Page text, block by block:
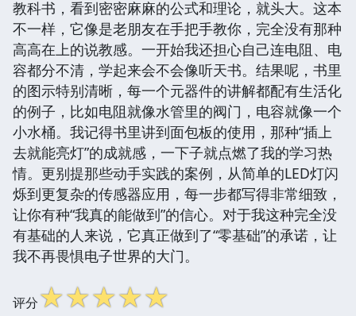
教科书，看到密密麻麻的公式和理论，就头大。这本
不一样，它像是老朋友在手把手教你，完全没有那种
高高在上的说教感。一开始我还担心自己连电阻、电
容都分不清，学起来会不会像听天书。结果呢，书里
的图示特别清晰，每一个元器件的讲解都配有生活化
的例子，比如电阻就像水管里的阀门，电容就像一个
小水桶。我记得书里讲到面包板的使用，那种“插上
去就能亮灯”的成就感，一下子就点燃了我的学习热
情。更别提那些动手实践的案例，从简单的LED灯闪
烁到更复杂的传感器应用，每一步都写得非常细致，
让你有种“我真的能做到”的信心。对于我这种完全没
有基础的人来说，它真正做到了“零基础”的承诺，让
我不再畏惧电子世界的大门。
评分☆☆☆☆☆